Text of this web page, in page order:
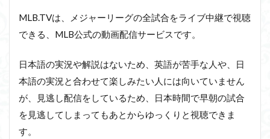
MLB.TVは、メジャーリーグの全試合をライブ中継で視聴
できる、MLB公式の動画配信サービスです。
日本語の実況や解説はないため、英語が苦手な人や、日
本語の実況と合わせて楽しみたい人には向いていません
が、見逃し配信をしているため、日本時間で早朝の試合
を見逃してしまってもあとからゆっくりと視聴できま
す。